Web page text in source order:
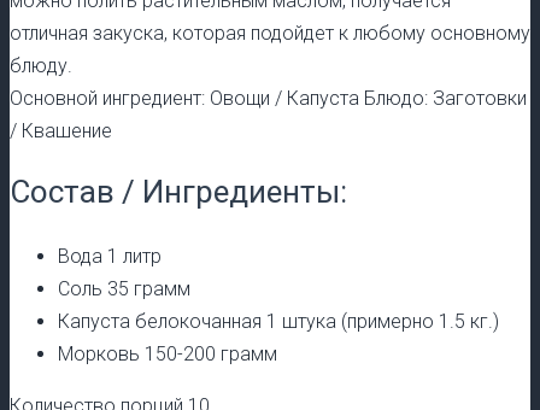
отличная закуска, которая подойдет к любому основному
блюду.
Основной ингредиент: Овощи / Капуста Блюдо: Заготовки
/ Квашение
Состав / Ингредиенты:
Вода 1 литр
Соль 35 грамм
Капуста белокочанная 1 штука (примерно 1.5 кг.)
Морковь 150-200 грамм
Количество порций 10